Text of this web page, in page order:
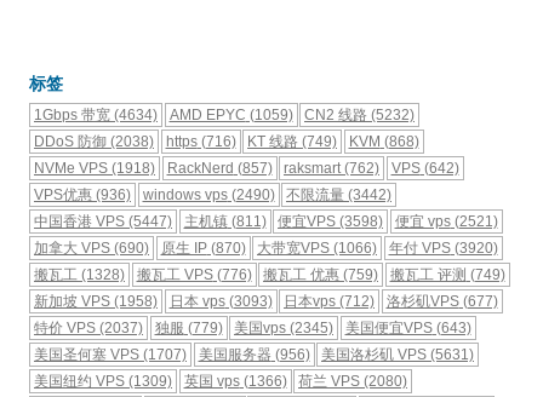
标签
1Gbps 带宽 (4634) AMD EPYC (1059) CN2 线路 (5232)
DDoS 防御 (2038) https(716) KT 线路 (749) KVM (868)
NVMe VPS (1918) RackNerd (857) raksmart(762) VPS(642)
VPS优惠 (936) windows vps(2490) 不限流量 (3442)
中国香港 VPS (5447) 主机镇(811) 便宜VPS (3598) 便宜 vps(2521)
加拿大 VPS (690) 原生 IP(870) 大带宽VPS (1066) 年付 VPS(3920)
搬瓦工 (1328) 搬瓦工 VPS(776) 搬瓦工 优惠 (759) 搬瓦工 评测 (749)
新加坡 VPS (1958) 日本 vps(3093) 日本vps (712) 洛杉矶VPS(677)
特价 VPS (2037) 独服 (779) 美国vps (2345) 美国便宜VPS(643)
美国圣何塞 VPS (1707) 美国服务器 (956) 美国洛杉矶 VPS (5631)
美国纽约 VPS (1309) 英国 vps(1366) 荷兰 VPS (2080)